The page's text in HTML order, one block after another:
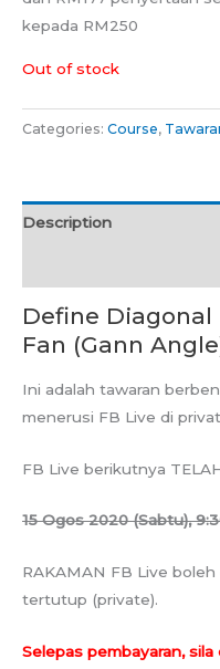
kepada RM250
Out of stock
Categories: Course,
Description
Define Diagonal
Fan (Gann
Ini adalah tawaran
menerusi FB Live di
FB Live berikutnya
15 Ogos 2020 (Sabtu),
RAKAMAN FB Live
tertutup (private).
Selepas pembayaran,